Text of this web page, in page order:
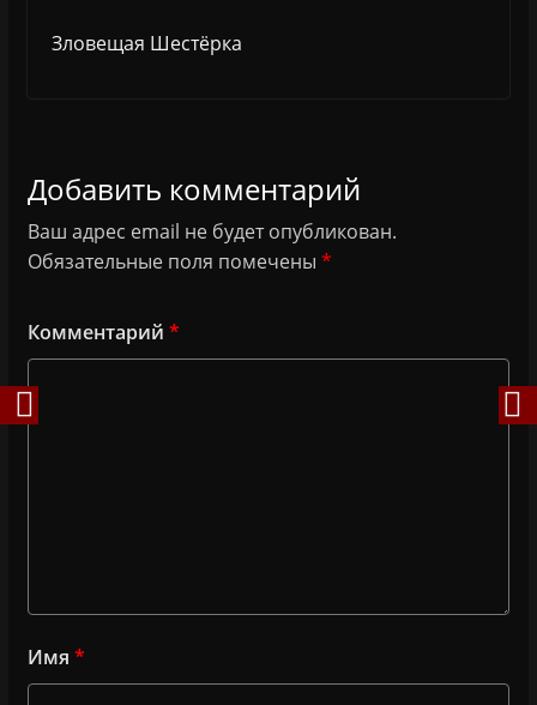
Зловещая Шестёрка
Добавить комментарий
Ваш адрес email не будет опубликован.
Обязательные поля помечены *
Комментарий *
Имя *